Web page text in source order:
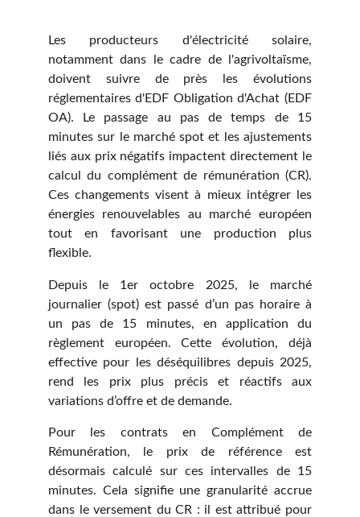
Les producteurs d'électricité solaire,
notamment dans le cadre de l'agrivoltaïsme,
doivent suivre de près les évolutions
réglementaires d'EDF Obligation d'Achat (EDF
OA). Le passage au pas de temps de 15
minutes sur le marché spot et les ajustements
liés aux prix négatifs impactent directement le
calcul du complément de rémunération (CR).
Ces changements visent à mieux intégrer les
énergies renouvelables au marché européen
tout en favorisant une production plus
flexible.
Depuis le 1er octobre 2025, le marché
journalier (spot) est passé d’un pas horaire à
un pas de 15 minutes, en application du
règlement européen. Cette évolution, déjà
effective pour les déséquilibres depuis 2025,
rend les prix plus précis et réactifs aux
variations d’offre et de demande.
Pour les contrats en Complément de
Rémunération, le prix de référence est
désormais calculé sur ces intervalles de 15
minutes. Cela signifie une granularité accrue
dans le versement du CR : il est attribué pour